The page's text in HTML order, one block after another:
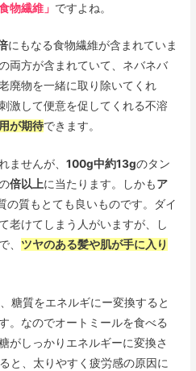
食物繊維」 ですよね。
にもなる食物繊維が含まれていま
両方が含まれていて、ネバネバ
廃物を一緒に取り除いてくれ
激して便意を促してくれる不溶
が期待できます。
ませんが、100g中約13gのタン
倍以上に当たります。しかもア
の質もとても良いものです。ダイ
老けてしまう人がいますが、し
、 ツヤのある髪や肌が手に入り
、糖質をエネルギにー変換すると
。なのでオートミールを食べる
がしっかりエネルギーに変換さ
と、太りやすく疲労感の原因に